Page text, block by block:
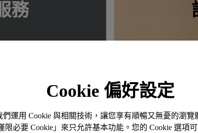
Cookie 偏好設定
運用 Cookie 與相關技術，讓您享有順暢又無憂的瀏
限必要 Cookie」來只允許基本功能。您的 Cookie 選項
務